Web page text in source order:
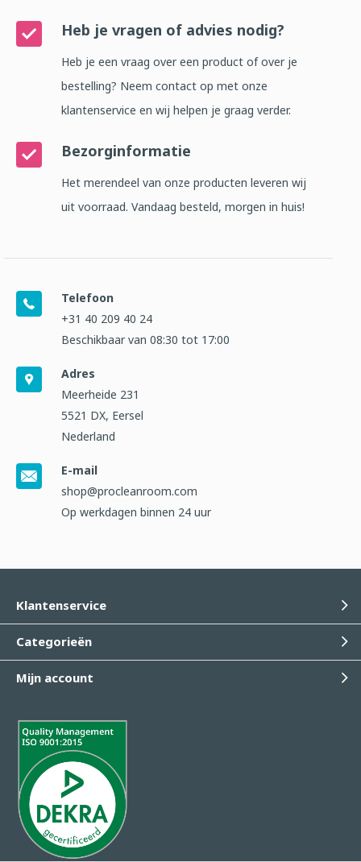
Heb je vragen of advies nodig?
Heb je een vraag over een product of over je
bestelling? Neem contact op met onze
klantenservice en wij helpen je graag verder.
Bezorginformatie
Het merendeel van onze producten leveren wij
uit voorraad. Vandaag besteld, morgen in huis!
Telefoon
+31 40 209 40 24
Beschikbaar van 08:30 tot 17:00
Adres
Meerheide 231
5521 DX, Eersel
Nederland
E-mail
shop@procleanroom.com
Op werkdagen binnen 24 uur
Klantenservice
Categorieën
Mijn account